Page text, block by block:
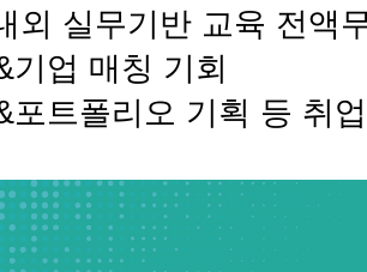
외 실무기반 교육 전액
기업 매칭 기회
포트폴리오 기획 등 취